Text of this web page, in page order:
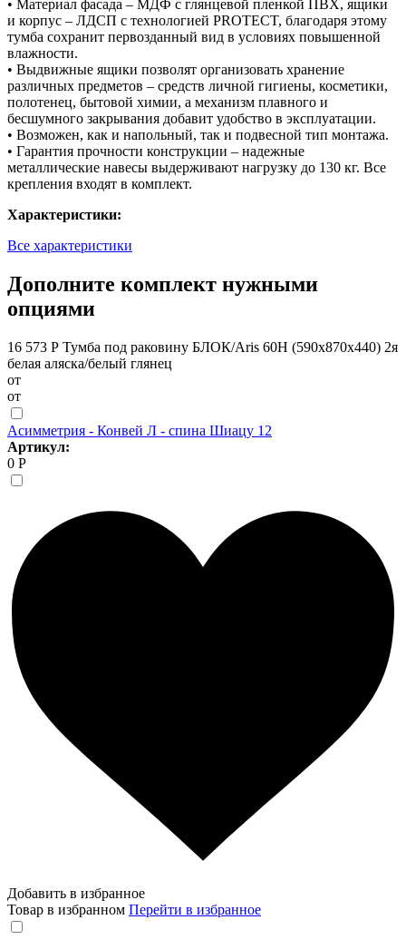
• Материал фасада – МДФ с глянцевой пленкой ПВХ, ящики
и корпус – ЛДСП с технологией PROTECT, благодаря этому
тумба сохранит первозданный вид в условиях повышенной
влажности.
• Выдвижные ящики позволят организовать хранение
различных предметов – средств личной гигиены, косметики,
полотенец, бытовой химии, а механизм плавного и
бесшумного закрывания добавит удобство в эксплуатации.
• Возможен, как и напольный, так и подвесной тип монтажа.
• Гарантия прочности конструкции – надежные
металлические навесы выдерживают нагрузку до 130 кг. Все
крепления входят в комплект.
Характеристики:
Все характеристики
Дополните комплект нужными
опциями
16 573 Р Тумба под раковину БЛОК/Aris 60Н (590х870х440) 2я
белая аляска/белый глянец
от
от
Асимметрия - Конвей Л - спина Шиацу 12
Артикул:
0 Р
Добавить в избранное
Товар в избранном Перейти в избранное